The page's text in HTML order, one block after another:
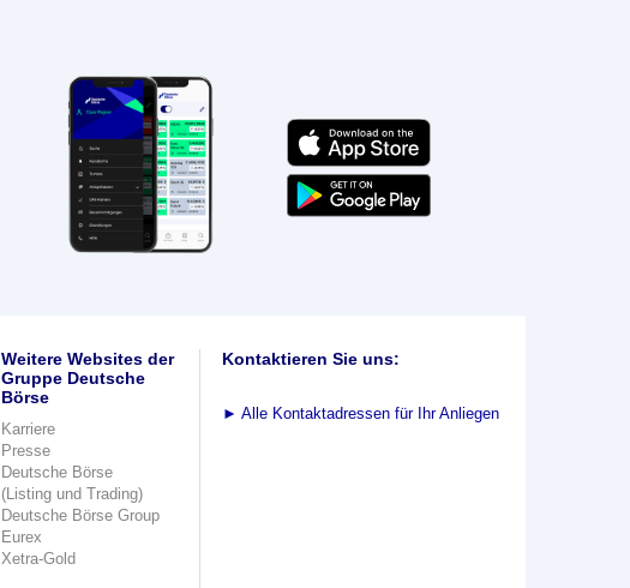
Weitere Websites der
Gruppe Deutsche
Börse
Karriere
Presse
Deutsche Börse
(Listing und Trading)
Deutsche Börse Group
Eurex
Xetra-Gold
Kontaktieren Sie uns:
► Alle Kontaktadressen für Ihr Anliegen